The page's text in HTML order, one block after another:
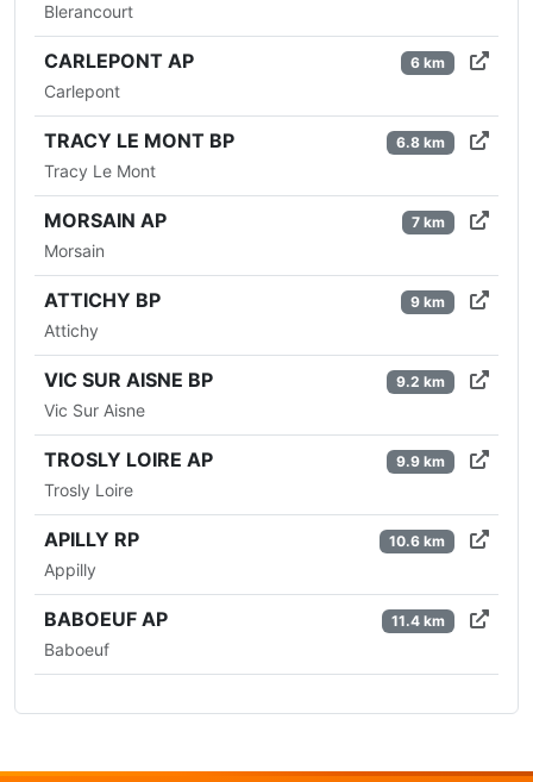
Blerancourt
CARLEPONT AP
Carlepont
6 km
TRACY LE MONT BP
Tracy Le Mont
6.8 km
MORSAIN AP
Morsain
7 km
ATTICHY BP
Attichy
9 km
VIC SUR AISNE BP
Vic Sur Aisne
9.2 km
TROSLY LOIRE AP
Trosly Loire
9.9 km
APILLY RP
Appilly
10.6 km
BABOEUF AP
Baboeuf
11.4 km